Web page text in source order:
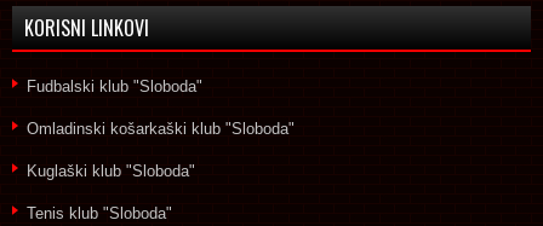
KORISNI LINKOVI
Fudbalski klub "Sloboda"
Omladinski košarkaški klub "Sloboda"
Kuglaški klub "Sloboda"
Tenis klub "Sloboda"